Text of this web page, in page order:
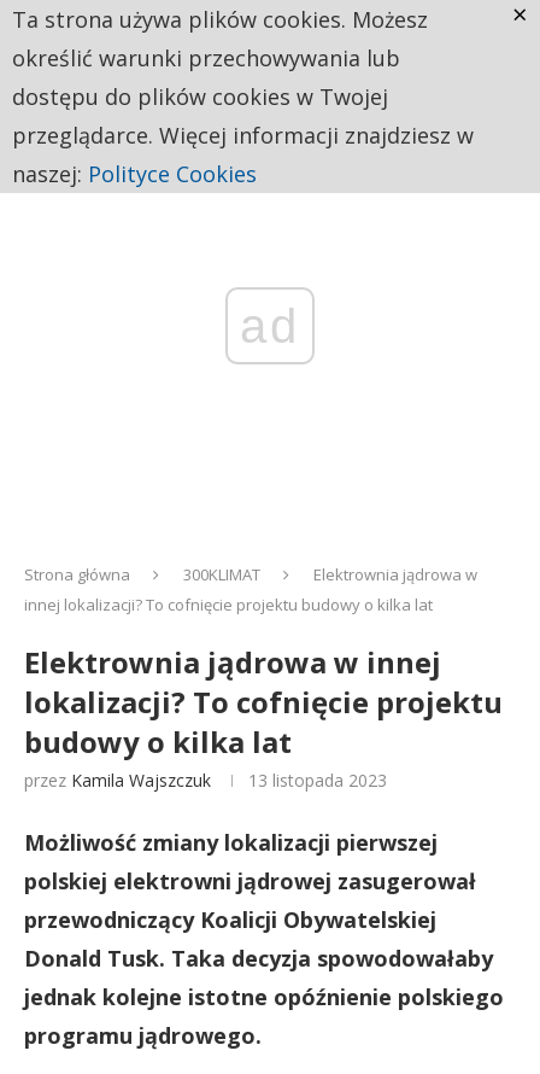
ad
Strona główna 300KLIMAT
Elektrownia jądrowa w
innej lokalizacji? To cofnięcie projektu budowy o kilka lat
Elektrownia jądrowa w innej
lokalizacji? To cofnięcie projektu
budowy o kilka lat
przez Kamila Wajszczuk 13 listopada 2023
Możliwość zmiany lokalizacji pierwszej
polskiej elektrowni jądrowej zasugerował
przewodniczący Koalicji Obywatelskiej
Donald Tusk. Taka decyzja spowodowałaby
jednak kolejne istotne opóźnienie polskiego
programu jądrowego.
Ta strona używa plików cookies. Możesz
określić warunki przechowywania lub
dostępu do plików cookies w Twojej
przeglądarce. Więcej informacji znajdziesz w
naszej: Polityce Cookies
×